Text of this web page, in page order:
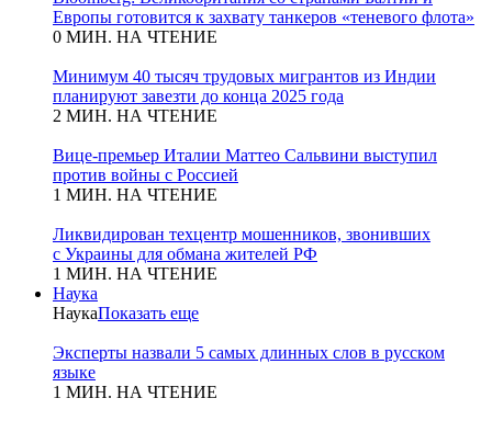
Европы готовится к захвату танкеров «теневого флота»
0 МИН. НА ЧТЕНИЕ
Минимум 40 тысяч трудовых мигрантов из Индии
планируют завезти до конца 2025 года
2 МИН. НА ЧТЕНИЕ
Вице-премьер Италии Маттео Сальвини выступил
против войны с Россией
1 МИН. НА ЧТЕНИЕ
Ликвидирован техцентр мошенников, звонивших
с Украины для обмана жителей РФ
1 МИН. НА ЧТЕНИЕ
Наука
НаукаПоказать еще
Эксперты назвали 5 самых длинных слов в русском
языке
1 МИН. НА ЧТЕНИЕ